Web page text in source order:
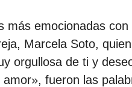
más emocionadas
Marcela Soto,
orgullosa de ti y
fueron las